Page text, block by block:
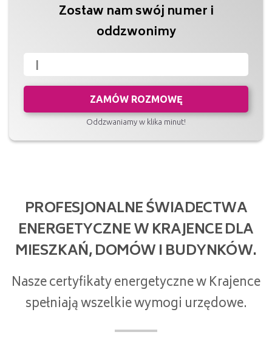
Zostaw nam swój numer i
oddzwonimy
ZAMÓW ROZMOWĘ
Oddzwaniamy w klika minut!
PROFESJONALNE ŚWIADECTWA
ENERGETYCZNE W KRAJENCE DLA
MIESZKAŃ, DOMÓW I BUDYNKÓW.
Nasze certyfikaty energetyczne w Krajence
spełniają wszelkie wymogi urzędowe.